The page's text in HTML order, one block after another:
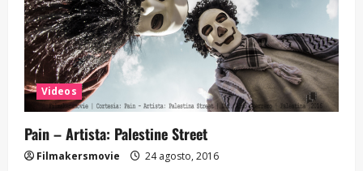
Videos
Pain – Artista: Palestine Street
Filmakersmovie 24 agosto, 2016